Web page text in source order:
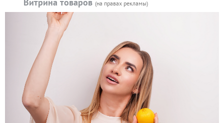
Витрина товаров (на правах рекламы)